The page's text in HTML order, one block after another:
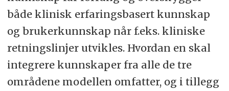
både klinisk erfaringsbasert kunnskap
og brukerkunnskap når f.eks. kliniske
retningslinjer utvikles. Hvordan en skal
integrere kunnskaper fra alle de tre
områdene modellen omfatter, og i tillegg